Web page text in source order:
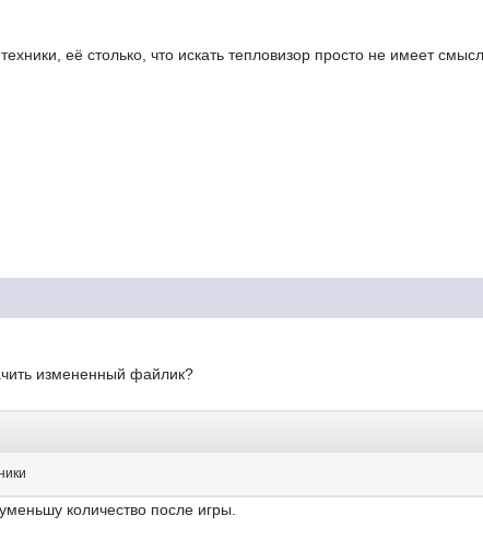
её столько, что искать тепловизор просто не имеет
измененный файлик?
количество после игры.